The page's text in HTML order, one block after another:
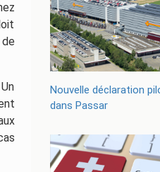
Nouvelle déclaration
dans Passar